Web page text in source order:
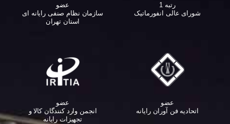
رتبه 1
شورای عالی انفورماتیک
عضو
سازمان نظام صنفی رایانه ای
استان تهران
عضو
اتحادیه فن آوران رایانه
عضو
انجمن وارد کنندگان کالا و
تجهیزات رایانه‌